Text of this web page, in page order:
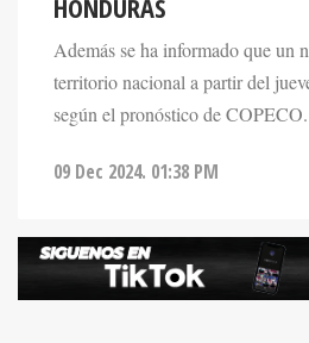
Además se ha informado que un
territorio nacional a partir del
según el pronóstico de COPECO.